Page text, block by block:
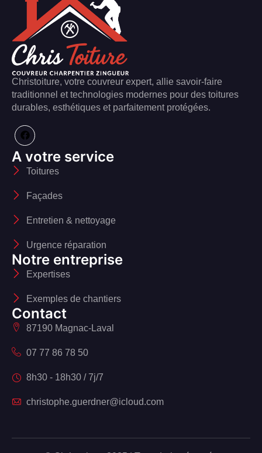
Christoiture, votre couvreur expert, allie savoir-faire
traditionnel et technologies modernes pour des toitures
durables, esthétiques et parfaitement protégées.
A votre service
Toitures
Façades
Entretien & nettoyage
Urgence réparation
Notre entreprise
Expertises
Exemples de chantiers
Contact
87190 Magnac-Laval
07 77 86 78 50
8h30 - 18h30 / 7j/7
christophe.guerdner@icloud.com